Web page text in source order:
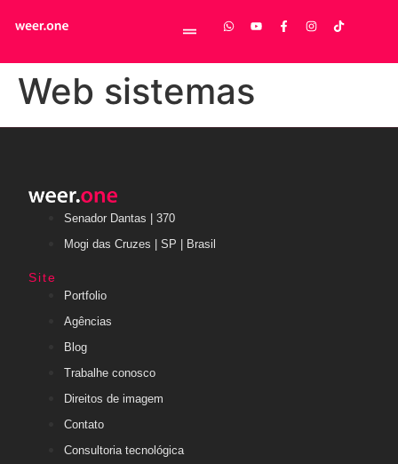
Web sistemas
Senador Dantas | 370
Mogi das Cruzes | SP | Brasil
Site
Portfolio
Agências
Blog
Trabalhe conosco
Direitos de imagem
Contato
Consultoria tecnológica